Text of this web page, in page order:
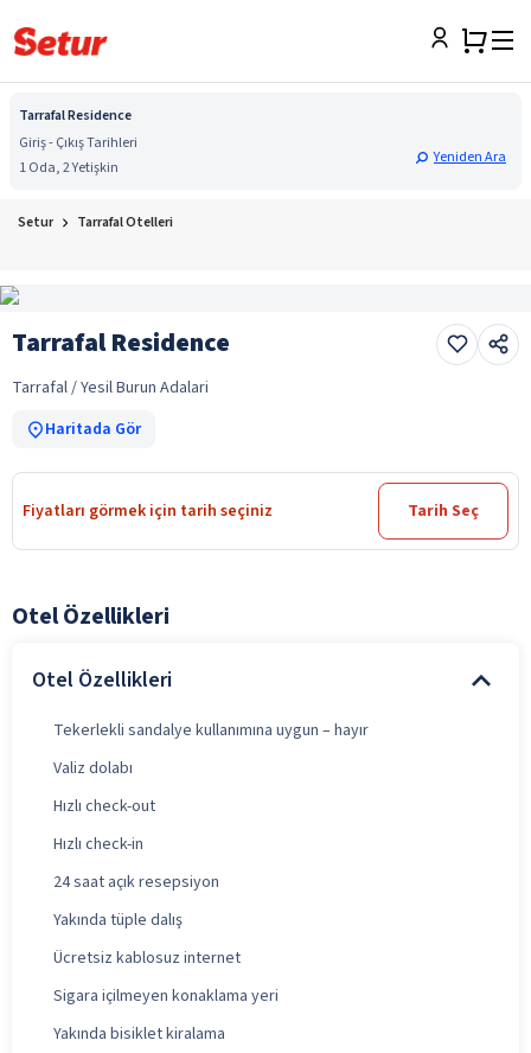
Tarrafal Residence
Giriş - Çıkış Tarihleri
1 Oda, 2 Yetişkin
Yeniden Ara
Setur Tarrafal Otelleri
Tarrafal Residence
Tarrafal / Yesil Burun Adalari
Haritada Gör
Fiyatları görmek için tarih seçiniz Tarih Seç
Otel Özellikleri
Otel Özellikleri
Tekerlekli sandalye kullanımına uygun – hayır
Valiz dolabı
Hızlı check-out
Hızlı check-in
24 saat açık resepsiyon
Yakında tüple dalış
Ücretsiz kablosuz internet
Sigara içilmeyen konaklama yeri
Yakında bisiklet kiralama